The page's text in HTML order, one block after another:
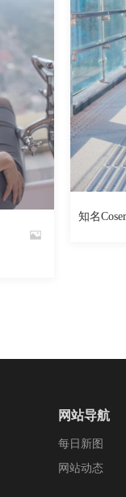
知名
网站导航
每日新图
网站动态